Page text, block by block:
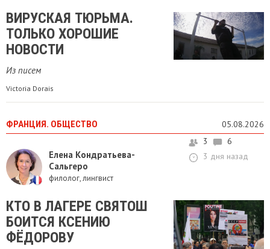
ВИРУСКАЯ ТЮРЬМА.
ТОЛЬКО ХОРОШИЕ
НОВОСТИ
Из писем
Victoria Dorais
ФРАНЦИЯ. ОБЩЕСТВО 05.08.2026
Елена Кондратьева-
Сальгеро
филолог, лингвист
3
6
3 дня назад
КТО В ЛАГЕРЕ СВЯТОШ
БОИТСЯ КСЕНИЮ
ФЁДОРОВУ